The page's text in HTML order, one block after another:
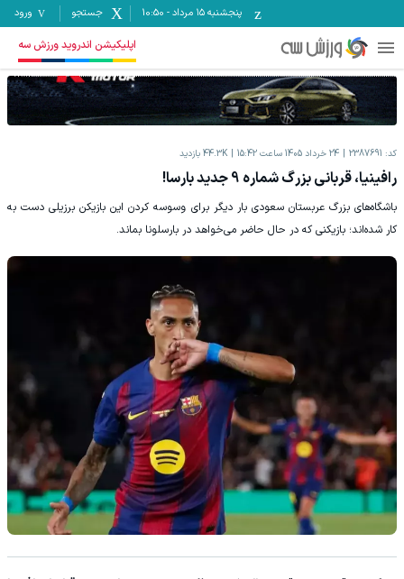
پنجشنبه ۱۵ مرداد -
10:50 جستجو ورود
اپلیکیشن اندروید ورزش سه
کد: 2387691 24 خرداد 1405 ساعت 15:42 44.3K بازدید
رافینیا، قربانی بزرگ شماره 9 جدید بارسا!
باشگاه‌های بزرگ عربستان سعودی بار دیگر برای وسوسه کردن این بازیکن برزیلی دست به
کار شده‌اند؛ بازیکنی که در حال حاضر می‌خواهد در بارسلونا بماند.